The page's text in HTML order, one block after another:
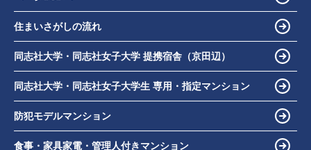
住まいさがしの流れ
同志社大学・同志社女子大学 提携宿舎（京田辺）
同志社大学・同志社女子大学生 専用・指定マンション
防犯モデルマンション
食事・家具家電・管理人付きマンション